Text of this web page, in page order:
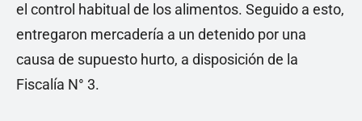
el control habitual de los alimentos. Seguido a esto,
entregaron mercadería a un detenido por una
causa de supuesto hurto, a disposición de la
Fiscalía N° 3.